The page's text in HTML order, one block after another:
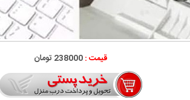
قیمت :238000 تومان